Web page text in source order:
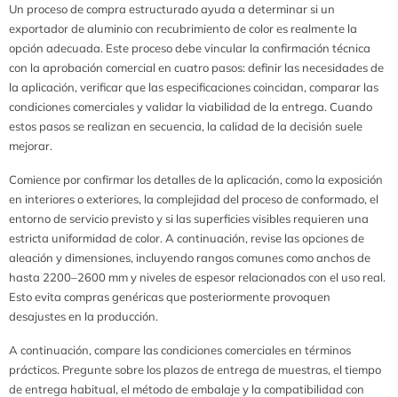
Un proceso de compra estructurado ayuda a determinar si un
exportador de aluminio con recubrimiento de color es realmente la
opción adecuada. Este proceso debe vincular la confirmación técnica
con la aprobación comercial en cuatro pasos: definir las necesidades de
la aplicación, verificar que las especificaciones coincidan, comparar las
condiciones comerciales y validar la viabilidad de la entrega. Cuando
estos pasos se realizan en secuencia, la calidad de la decisión suele
mejorar.
Comience por confirmar los detalles de la aplicación, como la exposición
en interiores o exteriores, la complejidad del proceso de conformado, el
entorno de servicio previsto y si las superficies visibles requieren una
estricta uniformidad de color. A continuación, revise las opciones de
aleación y dimensiones, incluyendo rangos comunes como anchos de
hasta 2200–2600 mm y niveles de espesor relacionados con el uso real.
Esto evita compras genéricas que posteriormente provoquen
desajustes en la producción.
A continuación, compare las condiciones comerciales en términos
prácticos. Pregunte sobre los plazos de entrega de muestras, el tiempo
de entrega habitual, el método de embalaje y la compatibilidad con